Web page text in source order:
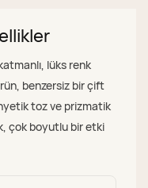
lüks renk
benzersiz bir çift
toz ve prizmatik
çok boyutlu bir etki